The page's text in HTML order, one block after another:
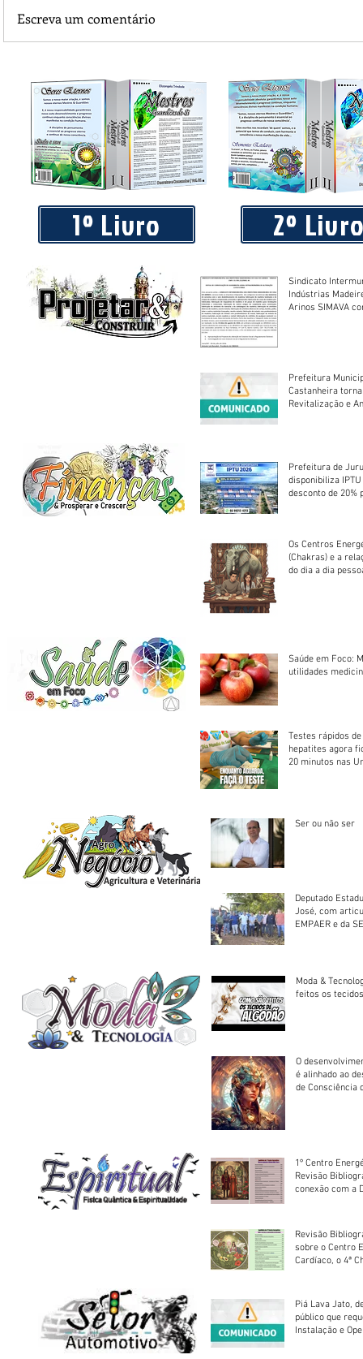
Praça 04 de Julho recebe novos equipamentos de
livre
Escreva um comentário
1º Livro 2º
Sindicato
Indústrias
Arinos SIMAVA convoca à
Prefeitura
Castanheira
Revitalização e
Prefeitura de
disponibiliza
desconto de 20%
Os Centros
(Chakras) e a
do dia a dia
Saúde em Foco:
utilidades
Testes rápidos
hepatites agora
20 minutos nas
Ser ou não ser
Deputado
José, com
EMPAER e da
Moda &
feitos os
O
é alinhado ao
de Consciência
1º Centro
Revisão
conexão com a
Revisão
sobre o Centro
Cardíaco, o 4ª
Piá Lava Jato,
público que
Instalação e